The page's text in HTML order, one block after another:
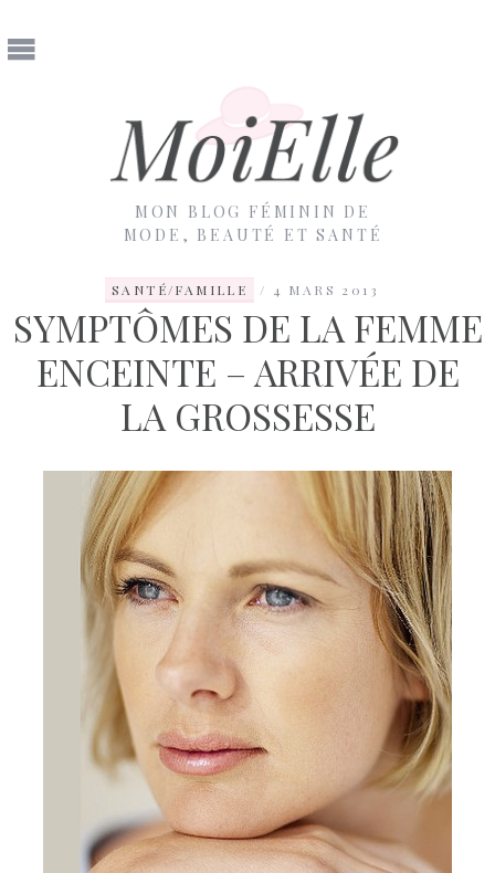
MON BLOG FÉMININ DE
MODE, BEAUTÉ ET SANTÉ
SANTÉ/FAMILLE 4 MARS 2013
SYMPTÔMES DE LA FEMME
ENCEINTE – ARRIVÉE DE
LA GROSSESSE